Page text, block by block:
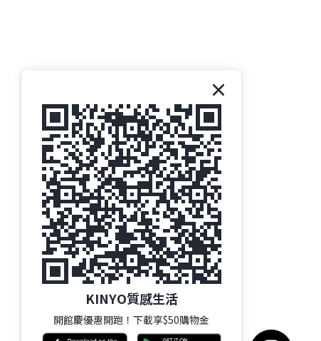
KINYO質感生活
開館慶優惠開跑！下載享$50購物金